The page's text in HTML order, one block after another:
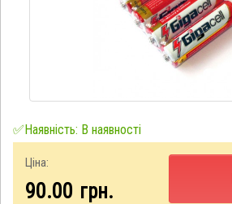
✅Наявність: В наявності
Ціна:
90.00 грн.